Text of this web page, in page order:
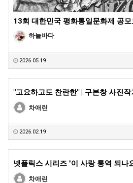
13회 대한민국 평화통일문화제 공
하늘바다
2026.05.19
"고요하고도 찬란한" | 구본창 사진작
차애린
2026.02.19
넷플릭스 시리즈 '이 사랑 통역 되나
차애린